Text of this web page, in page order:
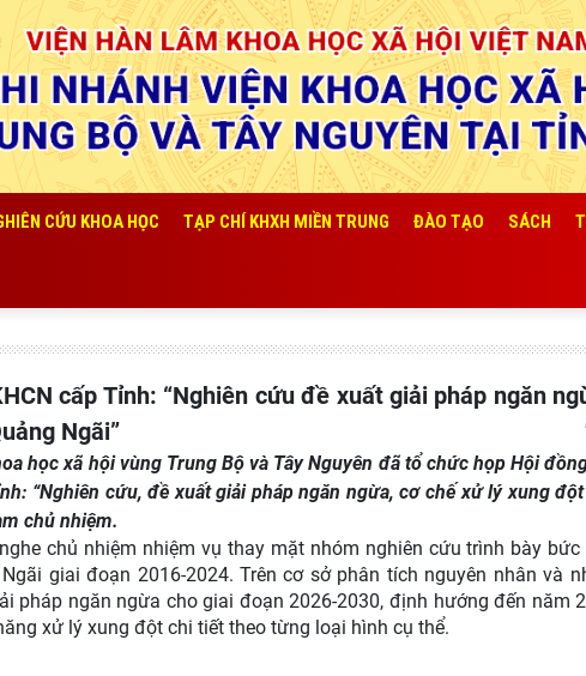
CỨU KHOA HỌC TẠP CHÍ KHXH MIỀN TRUNG ĐÀO TẠO SÁCH
Ngãi”
học xã hội vùng Trung Bộ và Tây Nguyên đã tổ chức họp Hội
“Nghiên cứu, đề xuất giải pháp ngăn ngừa, cơ chế xử lý xung
chủ nhiệm.
chủ nhiệm nhiệm vụ thay mặt nhóm nghiên cứu trình bày
giai đoạn 2016-2024. Trên cơ sở phân tích nguyên nhân và
pháp ngăn ngừa cho giai đoạn 2026-2030, định hướng đến năm
xử lý xung đột chi tiết theo từng loại hình cụ thể.